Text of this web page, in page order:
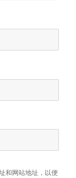
和网站地址，以便